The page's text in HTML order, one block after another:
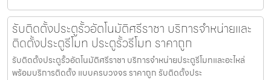
รับติดตั้งประตูรั้วอัตโนมัติศรีราชา บริการจำหน่ายและ
ติดตั้งประตูรีโมท ประตูรั้วรีโมท ราคาถูก
รับติดตั้งประตูรั้วอัตโนมัติศรีราชา บริการจำหน่ายประตูรีโมทและอะไหล่
พร้อมบริการติดตั้ง แบบครบวงจร ราคาถูก รับติดตั้งประ